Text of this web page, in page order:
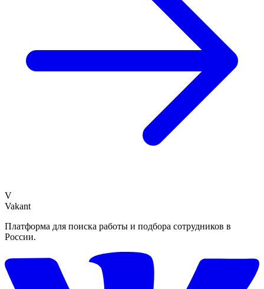
V
Vakant
Платформа для поиска работы и подбора сотрудников в
России.